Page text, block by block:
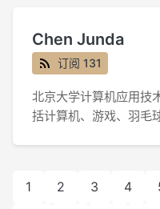
Chen Junda
订阅 131
北京大学计算机应用技
括计算机、游戏、羽毛
1 2 3 4